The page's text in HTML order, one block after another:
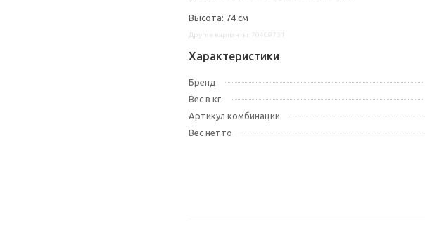
Высота: 74 см
Характеристики
Бренд
Вес в кг.
Артикул комбинации
Вес нетто